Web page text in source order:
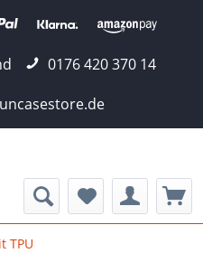
0176 420 370 14
TPU